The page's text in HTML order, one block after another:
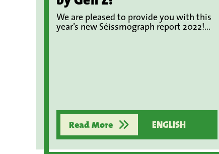
We are pleased to provide you with this
year’s new Séissmograph report 2022!...
Read More ENGLISH